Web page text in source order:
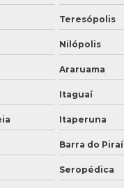
Teresópolis
Nilópolis
Araruama
Itaguaí
Itaperuna
Barra do Piraí
Seropédica